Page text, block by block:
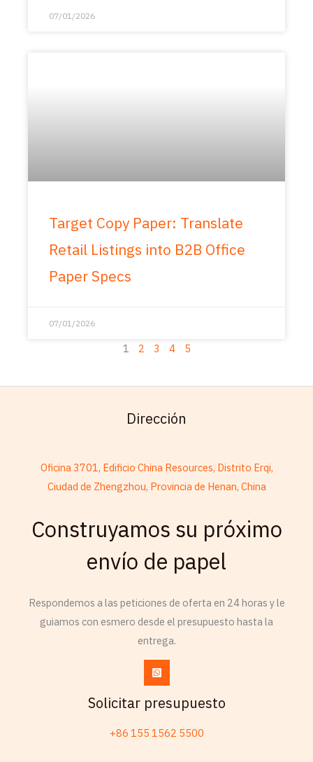
07/01/2026
Target Copy Paper: Translate
Retail Listings into B2B Office
Paper Specs
07/01/2026
1 2 3 4 5
Dirección
Oficina 3701, Edificio China Resources, Distrito Erqi,
Ciudad de Zhengzhou, Provincia de Henan, China
Construyamos su próximo
envío de papel
Respondemos a las peticiones de oferta en 24 horas y le
guiamos con esmero desde el presupuesto hasta la
entrega.
Solicitar presupuesto
+86 155 1562 5500
Chinese (Hong Kong)
Chinese (China)
Esperanto
Frisian
Thai
Armenian